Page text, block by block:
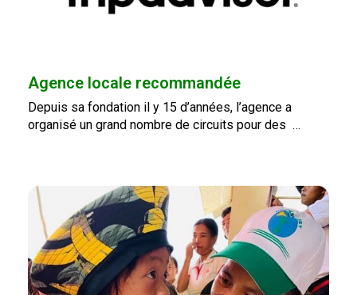
Agence locale recommandée
Depuis sa fondation il y 15 d’années, l’agence a
organisé un grand nombre de circuits pour des …